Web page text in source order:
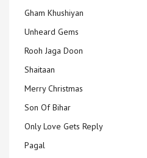
Gham Khushiyan
Unheard Gems
Rooh Jaga Doon
Shaitaan
Merry Christmas
Son Of Bihar
Only Love Gets Reply
Pagal